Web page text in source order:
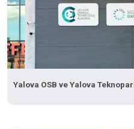
Yalova OSB ve Yalova